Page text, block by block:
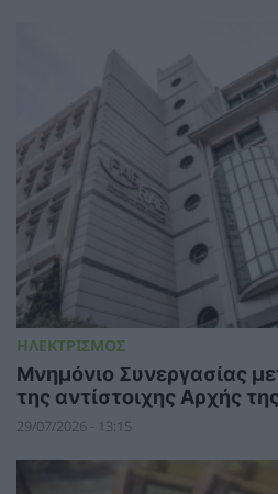
ΗΛΕΚΤΡΙΣΜΟΣ
Μνημόνιο Συνεργασίας
της αντίστοιχης Αρχής
29/07/2026 - 13:15